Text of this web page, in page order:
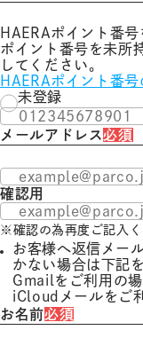
HAERAポイント番号
ポイント番号を未所
してください。
HAERAポイント番
未登録
メールアドレス必須
確認用
※確認の為再度ご記入く
お客様へ返信メー
かない場合は下記
Gmailをご利用の
iCloudメールをご
お名前必須